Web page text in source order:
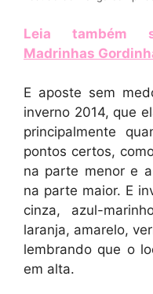
Leia também
Madrinhas
E aposte sem
inverno 2014, que
principalmente
pontos certos,
na parte menor e
na parte maior. E
cinza, azul-
laranja, amarelo,
lembrando que o
em alta.